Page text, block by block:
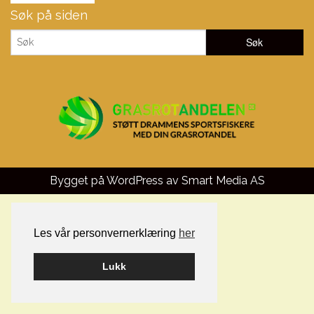
Les vår personvernerklæring her
Lukk
Søk på siden
Bygget på WordPress av Smart Media AS